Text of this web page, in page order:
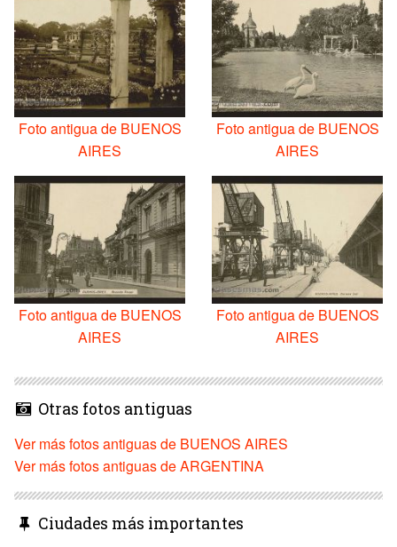
Foto antigua de BUENOS
AIRES
Foto antigua de BUENOS
AIRES
Foto antigua de BUENOS
AIRES
Foto antigua de BUENOS
AIRES
Otras fotos antiguas
Ver más fotos antiguas de BUENOS AIRES
Ver más fotos antiguas de ARGENTINA
Ciudades más importantes